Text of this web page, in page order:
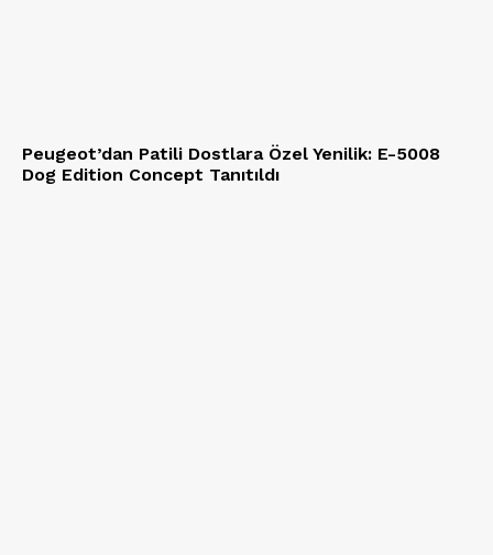
Peugeot’dan Patili Dostlara Özel Yenilik: E-5008
Dog Edition Concept Tanıtıldı